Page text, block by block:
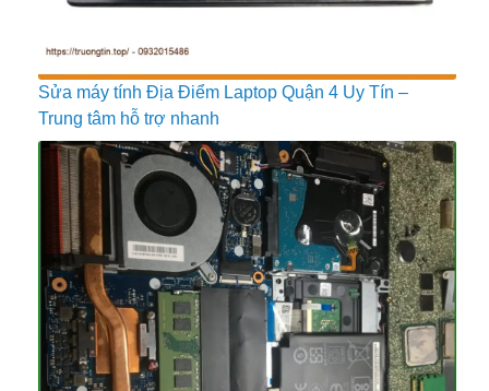
Sửa máy tính Địa Điểm Laptop Quận 4 Uy Tín –
Trung tâm hỗ trợ nhanh